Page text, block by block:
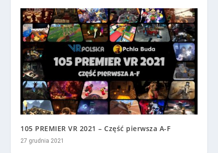
105 PREMIER VR 2021 – Część pierwsza A-F
27 grudnia 2021